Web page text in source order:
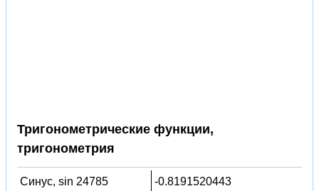
Тригонометрические функции,
тригонометрия
Синус, sin 24785
-0.8191520443